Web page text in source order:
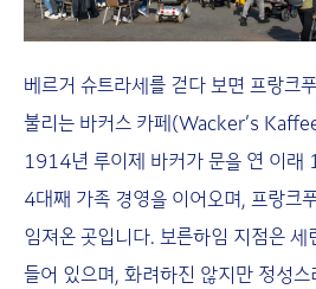
베르거 슈트라세를 걷다 보면 프랑크
불리는 바커스 카페(Wacker’s
1914년 루이제 바커가 문을 연 이래
4대째 가족 경영을 이어오며, 프랑크
임져온 곳입니다. 보른하임 지점은
들어 있으며, 화려하진 않지만 정성스